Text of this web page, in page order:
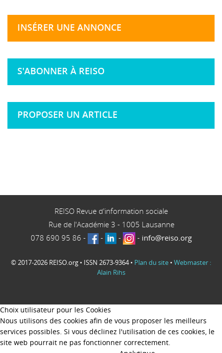
INSÉRER UNE ANNONCE
S'ABONNER À REISO
PROPOSER UN ARTICLE
REISO Revue d'information sociale
Rue de l'Académie 3 - 1005 Lausanne
078 690 95 86 - - - - info@reiso.org
© 2017-2026 REISO.org • ISSN 2673-9364 • Plan du site • Webmaster :
Alain Rihs
Choix utilisateur pour les Cookies
Nous utilisons des cookies afin de vous proposer les meilleurs
services possibles. Si vous déclinez l'utilisation de ces cookies, le
site web pourrait ne pas fonctionner correctement.